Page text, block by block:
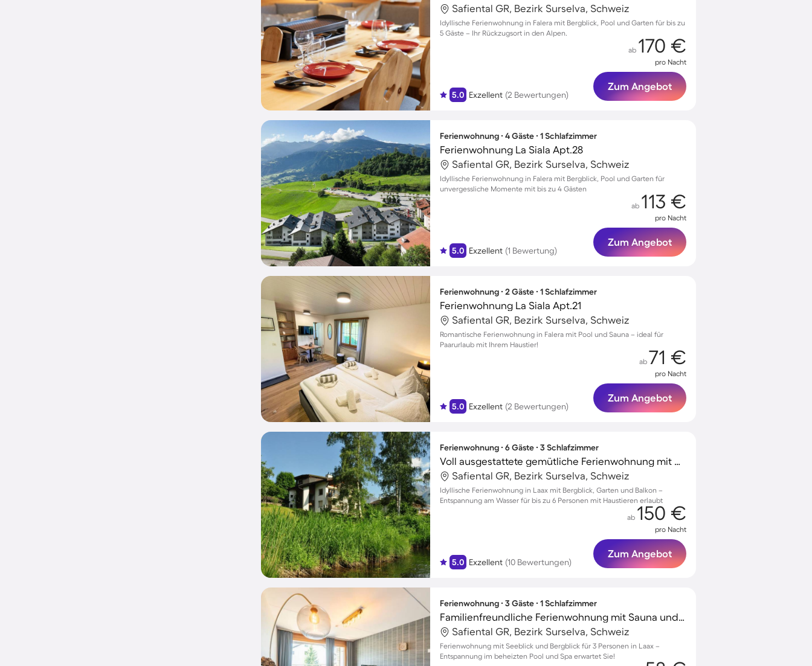
Safiental GR, Bezirk Surselva, Schweiz
Idyllische Ferienwohnung in Falera mit Bergblick, Pool und Garten für bis zu
5 Gäste – Ihr Rückzugsort in den Alpen.
5.0 Exzellent (2 Bewertungen)
ab 170 €
pro Nacht
Zum Angebot
Ferienwohnung ∙ 4 Gäste ∙ 1 Schlafzimmer
Ferienwohnung La Siala Apt.28
Safiental GR, Bezirk Surselva, Schweiz
Idyllische Ferienwohnung in Falera mit Bergblick, Pool und Garten für
unvergessliche Momente mit bis zu 4 Gästen
5.0 Exzellent (1 Bewertung)
ab 113 €
pro Nacht
Zum Angebot
Ferienwohnung ∙ 2 Gäste ∙ 1 Schlafzimmer
Ferienwohnung La Siala Apt.21
Safiental GR, Bezirk Surselva, Schweiz
Romantische Ferienwohnung in Falera mit Pool und Sauna – ideal für
Paarurlaub mit Ihrem Haustier!
5.0 Exzellent (2 Bewertungen)
ab 71 €
pro Nacht
Zum Angebot
Ferienwohnung ∙ 6 Gäste ∙ 3 Schlafzimmer
Voll ausgestattete gemütliche Ferienwohnung mit Garten | Naturblick | Haustierfreundlich
Safiental GR, Bezirk Surselva, Schweiz
Idyllische Ferienwohnung in Laax mit Bergblick, Garten und Balkon –
Entspannung am Wasser für bis zu 6 Personen mit Haustieren erlaubt
5.0 Exzellent (10 Bewertungen)
ab 150 €
pro Nacht
Zum Angebot
Ferienwohnung ∙ 3 Gäste ∙ 1 Schlafzimmer
Familienfreundliche Ferienwohnung mit Sauna und beheiztem Pool | Seeblick
Safiental GR, Bezirk Surselva, Schweiz
Ferienwohnung mit Seeblick und Bergblick für 3 Personen in Laax –
Entspannung im beheizten Pool und Spa erwartet Sie!